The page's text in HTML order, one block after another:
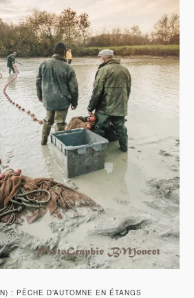
: PÊCHE D’AUTOMNE EN ÉTANGS